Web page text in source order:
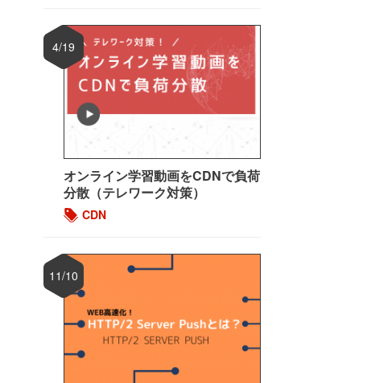
オンライン学習動画をCDNで負荷
分散（テレワーク対策）
4/19
CDN
11/10